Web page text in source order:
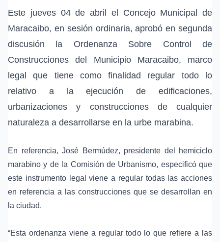
Este jueves 04 de abril el Concejo Municipal de
Maracaibo, en sesión ordinaria, aprobó en segunda
discusión la Ordenanza Sobre Control de
Construcciones del Municipio Maracaibo, marco
legal que tiene como finalidad regular todo lo
relativo a la ejecución de edificaciones,
urbanizaciones y construcciones de cualquier
naturaleza a desarrollarse en la urbe marabina.
En referencia, José Bermúdez, presidente del hemiciclo
marabino y de la Comisión de Urbanismo, especificó que
este instrumento legal viene a regular todas las acciones
en referencia a las construcciones que se desarrollan en
la ciudad.
“Esta ordenanza viene a regular todo lo que refiere a las